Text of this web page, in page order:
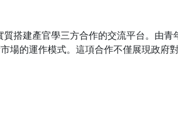
搭建產官學三方合作的交流平台。由青
場的運作模式。這項合作不僅展現政府